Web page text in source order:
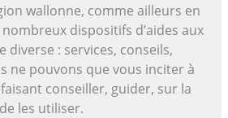
wallonne, comme ailleurs en
dispositifs d’aides aux
diverse : services, conseils,
ne pouvons que vous inciter à
conseiller, guider, sur la
les utiliser.